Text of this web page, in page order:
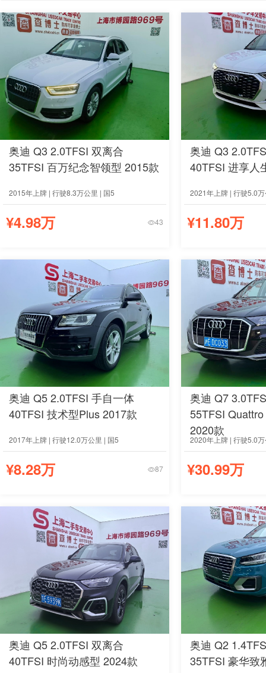
奥迪 Q3 2.0TFSI 双离合
35TFSI 百万纪念智领型 2015款
2015年上牌 | 行驶8.3万公里 | 国5
¥4.98万 43
奥迪 Q3
40TFSI 进享人
2021年上牌 | 行驶5.0
¥11.80万
奥迪 Q5 2.0TFSI 手自一体
40TFSI 技术型Plus 2017款
2017年上牌 | 行驶12.0万公里 | 国5
¥8.28万 87
奥迪 Q7
55TFSI
2020款
2020年上牌 | 行驶5.0
¥30.99万
奥迪 Q5 2.0TFSI 双离合
40TFSI 时尚动感型 2024款
奥迪 Q2
35TFSI 豪华致